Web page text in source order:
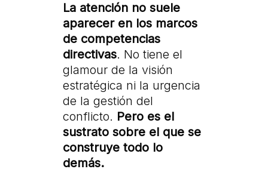
La atención no suele
aparecer en los marcos
de competencias
directivas. No tiene el
glamour de la visión
estratégica ni la urgencia
de la gestión del
conflicto. Pero es el
sustrato sobre el que se
construye todo lo
demás.